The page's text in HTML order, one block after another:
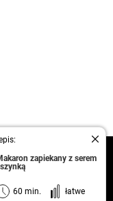
zapiekany z serem
60 min. łatwe